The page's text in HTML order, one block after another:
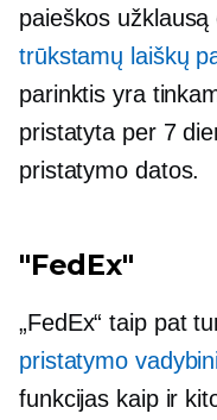
paieškos užklausą
trūkstamų laiškų
parinktis yra
pristatyta per 7
pristatymo datos.
"FedEx"
„FedEx“ taip pat
pristatymo
funkcijas kaip ir